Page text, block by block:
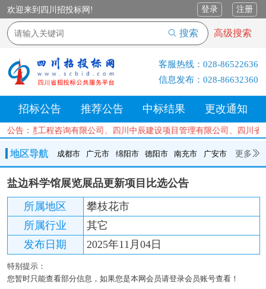
欢迎来到四川招投标网! 登录 注册
搜索 高级搜索
客服热线： 028-86522636
信息发布： 028-86632360
招标公告 推荐公告 中标结果 更改通知
公告：慧工程咨询有限公司、四川中辰建设项目管理有限公司、
地区导航 成都市 广元市 绵阳市 德阳市 南充市 广安市 更多
成都市 广元市 绵阳市 德阳市 南充市
内江市
乐山市 自贡市 泸州市 宜宾市 攀枝花
巴中市
达州市
资阳市 眉山市 雅安市 阿坝州 甘孜州 凉山州
盐边科学馆展览展品更新项目比选公告
所属地区
攀枝花市
所属行业
其它
发布日期
2025年11月04日
特别提示：
您暂时只能查看部分信息，如果您是本网会员请登录会员账号查看！